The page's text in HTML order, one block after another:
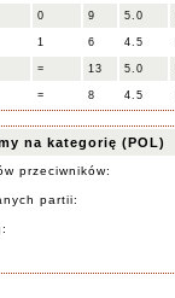
0 9 5.0
1 6 4.5
= 13 5.0
= 8 4.5
na kategorię (POL)
przeciwników:
partii: